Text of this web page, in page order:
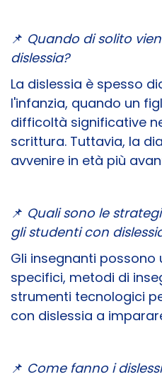
📌 Quando di solito
dislessia?
La dislessia è spesso
l'infanzia, quando un
difficoltà significative
scrittura. Tuttavia, la
avvenire in età più
📌 Quali sono le
gli studenti con
Gli insegnanti possono
specifici, metodi di
strumenti tecnologici
con dislessia a
📌 Come fanno i